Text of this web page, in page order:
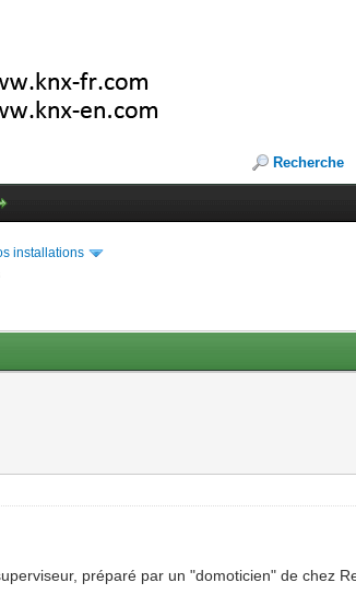
Recherche
installations
préparé par un "domoticien" de chez